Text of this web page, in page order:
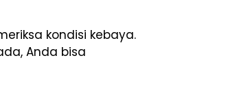
kondisi kebaya.
Anda bisa